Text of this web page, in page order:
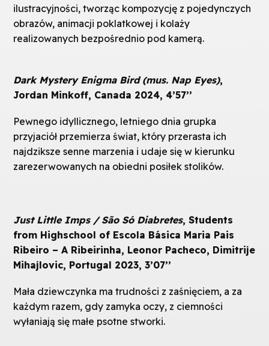
ilustracyjności, tworząc kompozycję z pojedynczych
obrazów, animacji poklatkowej i kolaży
realizowanych bezpośrednio pod kamerą.
Dark Mystery Enigma Bird (mus. Nap Eyes),
Jordan Minkoff, Canada 2024, 4’57’’
Pewnego idyllicznego, letniego dnia grupka
przyjaciół przemierza świat, który przerasta ich
najdziksze senne marzenia i udaje się w kierunku
zarezerwowanych na obiedni posiłek stolików.
Just Little Imps / São Só Diabretes, Students
from Highschool of Escola Básica Maria Pais
Ribeiro – A Ribeirinha, Leonor Pacheco, Dimitrije
Mihajlovic, Portugal 2023, 3’07’’
Mała dziewczynka ma trudności z zaśnięciem, a za
każdym razem, gdy zamyka oczy, z ciemności
wyłaniają się małe psotne stworki.